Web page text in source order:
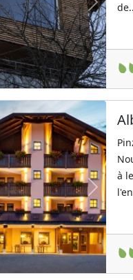
Next
Next
à